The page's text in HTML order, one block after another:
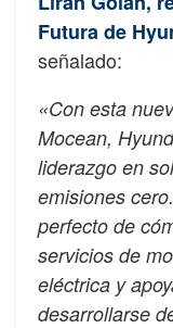
Futura de
señalado:
«Con esta
Mocean,
liderazgo en
emisiones
perfecto de
servicios de
eléctrica y
desarrollarse